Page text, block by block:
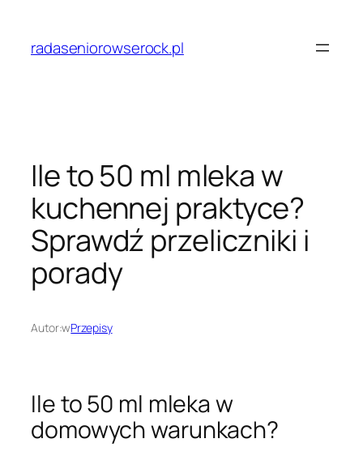
treściradaseniorowserock.pl
Ile to 50 ml mleka w
kuchennej praktyce?
Sprawdź przeliczniki i
porady
Autor:wPrzepisy
Ile to 50 ml mleka w
domowych warunkach?